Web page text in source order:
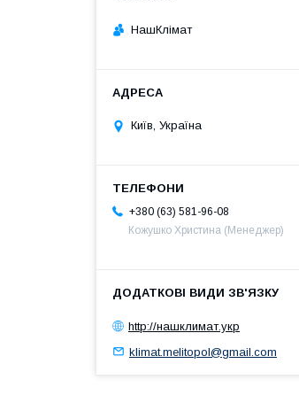
НашКлімат
Київ, Україна
+380 (63) 581-96-08
Кожушко Христина (Менеджер)
http://нашклимат.укр
klimat.melitopol@gmail.com